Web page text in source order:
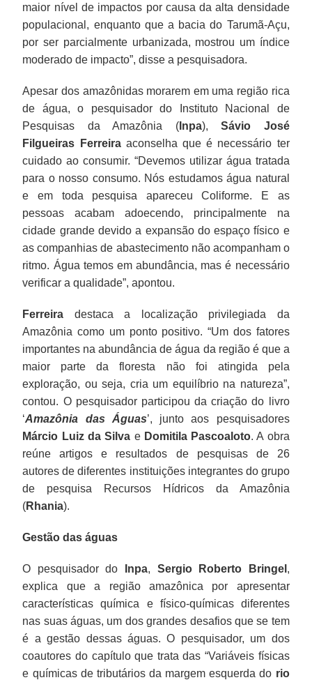
maior nível de impactos por causa da alta densidade
populacional, enquanto que a bacia do Tarumã-Açu,
por ser parcialmente urbanizada, mostrou um índice
moderado de impacto”, disse a pesquisadora.
Apesar dos amazônidas morarem em uma região rica
de água, o pesquisador do Instituto Nacional de
Pesquisas da Amazônia (Inpa),Sávio José
Filgueiras Ferreiraaconselha que é necessário ter
cuidado ao consumir. “Devemos utilizar água tratada
para o nosso consumo. Nós estudamos água natural
e em toda pesquisa apareceu Coliforme. E as
pessoas acabam adoecendo, principalmente na
cidade grande devido a expansão do espaço físico e
as companhias de abastecimento não acompanham o
ritmo. Água temos em abundância, mas é necessário
verificar a qualidade”, apontou.
Ferreira destaca a localização privilegiada da
Amazônia como um ponto positivo. “Um dos fatores
importantes na abundância de água da região é que a
maior parte da floresta não foi atingida pela
exploração, ou seja, cria um equilíbrio na natureza”,
contou. O pesquisador participou da criação do livro
‘Amazônia das Águas’, junto aos pesquisadores
Márcio Luiz da Silva e Domitila Pascoaloto. A obra
reúne artigos e resultados de pesquisas de 26
autores de diferentes instituições integrantes do grupo
de pesquisa Recursos Hídricos da Amazônia
(Rhania).
Gestão das águas
O pesquisador do Inpa, Sergio Roberto Bringel ,
explica que a região amazônica por apresentar
características química e físico-químicas diferentes
nas suas águas, um dos grandes desafios que se tem
é a gestão dessas águas. O pesquisador, um dos
coautores do capítulo que trata das “Variáveis físicas
e químicas de tributários da margem esquerda do rio